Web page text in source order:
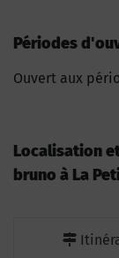
Périodes
Ouvert aux
Localisation
bruno à La